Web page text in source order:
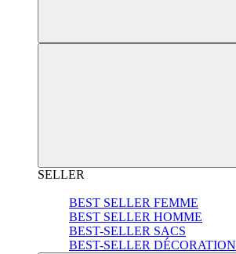
SELLER
BEST SELLER FEMME
BEST SELLER HOMME
BEST-SELLER SACS
BEST-SELLER DÉCORATION